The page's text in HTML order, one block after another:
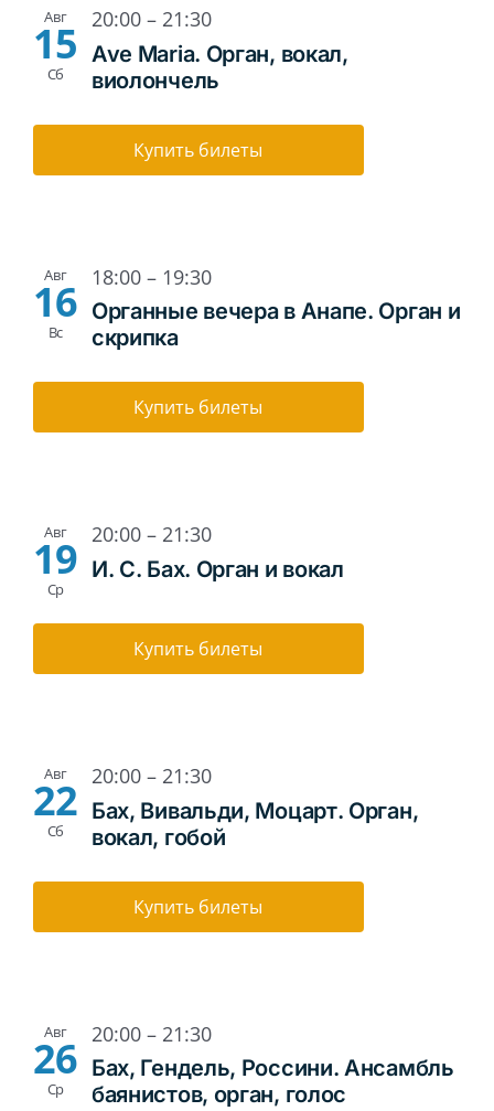
Авг
15
Сб
20:00 – 21:30
Ave Maria. Орган, вокал,
виолончель
Купить билеты
Авг
16
Вс
18:00 – 19:30
Органные вечера в Анапе. Орган и
скрипка
Купить билеты
Авг
19
Ср
20:00 – 21:30
И. С. Бах. Орган и вокал
Купить билеты
Авг
22
Сб
20:00 – 21:30
Бах, Вивальди, Моцарт. Орган,
вокал, гобой
Купить билеты
Авг
26
Ср
20:00 – 21:30
Бах, Гендель, Россини. Ансамбль
баянистов, орган, голос